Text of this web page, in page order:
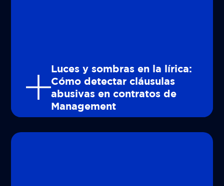
Luces y sombras en la lírica:
Cómo detectar cláusulas
abusivas en contratos de
Management